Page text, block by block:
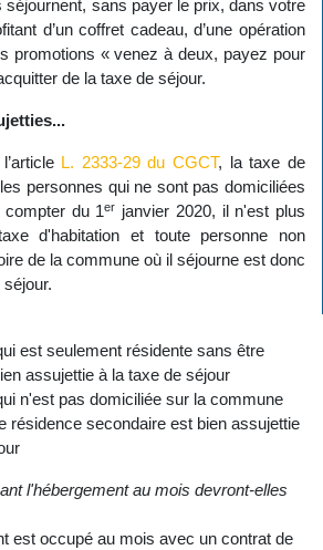
sans payer le prix, dans votre
d’un coffret cadeau, d’une opération
promotions « venez à deux, payez pour
de la taxe de séjour.
L. 2333-29 du CGCT, la taxe de
personnes qui ne sont pas domiciliées
du 1er janvier 2020, il n'est plus
d'habitation et toute personne non
de la commune où il séjourne est donc
est seulement résidente sans être
assujettie à la taxe de séjour
n'est pas domiciliée sur la commune
résidence secondaire est bien assujettie
l'hébergement au mois devront-elles
est occupé au mois avec un contrat de